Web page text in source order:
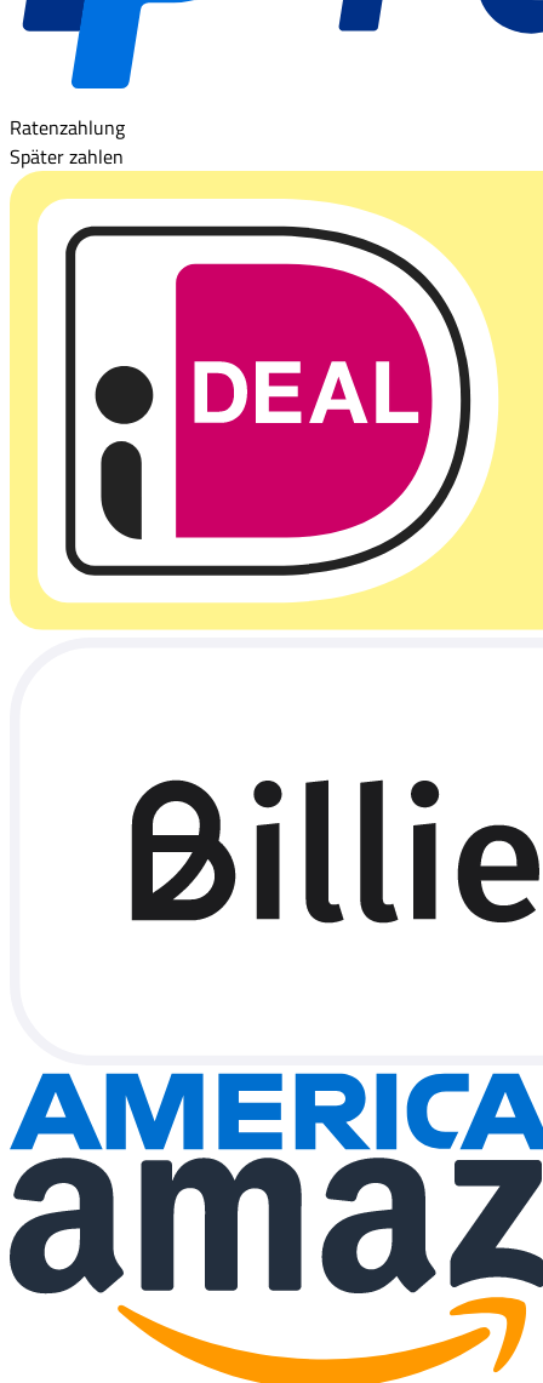
Ratenzahlung
Später zahlen